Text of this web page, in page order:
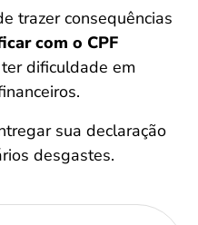
trazer consequências
com o CPF
dificuldade em
sua declaração
desgastes.